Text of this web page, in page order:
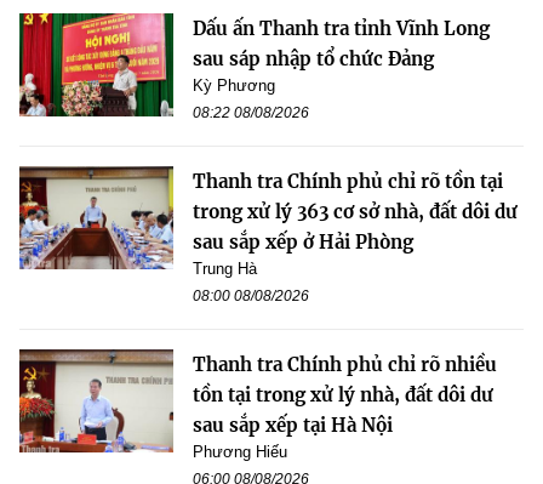
Dấu ấn Thanh tra tỉnh Vĩnh Long
sau sáp nhập tổ chức Đảng
Kỳ Phương
08:22 08/08/2026
Thanh tra Chính phủ chỉ rõ tồn tại
trong xử lý 363 cơ sở nhà, đất dôi dư
sau sắp xếp ở Hải Phòng
Trung Hà
08:00 08/08/2026
Thanh tra Chính phủ chỉ rõ nhiều
tồn tại trong xử lý nhà, đất dôi dư
sau sắp xếp tại Hà Nội
Phương Hiếu
06:00 08/08/2026